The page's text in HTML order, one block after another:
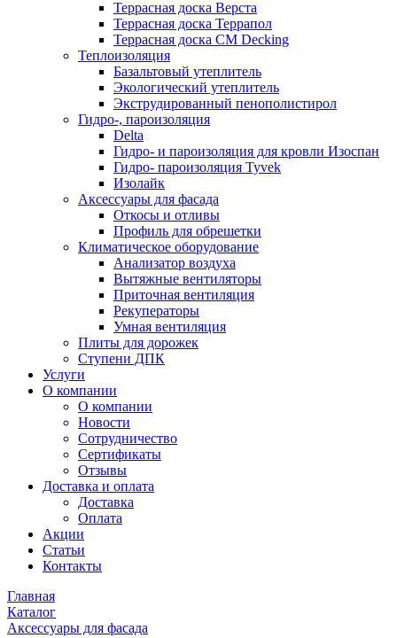
Террасная доска Верста
Террасная доска Террапол
Террасная доска CM Decking
Теплоизоляция
Базальтовый утеплитель
Экологический утеплитель
Экструдированный пенополистирол
Гидро-, пароизоляция
Delta
Гидро- и пароизоляция для кровли Изоспан
Гидро- пароизоляция Tyvek
Изолайк
Аксессуары для фасада
Откосы и отливы
Профиль для обрешетки
Климатическое оборудование
Анализатор воздуха
Вытяжные вентиляторы
Приточная вентиляция
Рекуператоры
Умная вентиляция
Плиты для дорожек
Ступени ДПК
Услуги
О компании
О компании
Новости
Сотрудничество
Сертификаты
Отзывы
Доставка и оплата
Доставка
Оплата
Акции
Статьи
Контакты
Главная
Каталог
Аксессуары для фасада